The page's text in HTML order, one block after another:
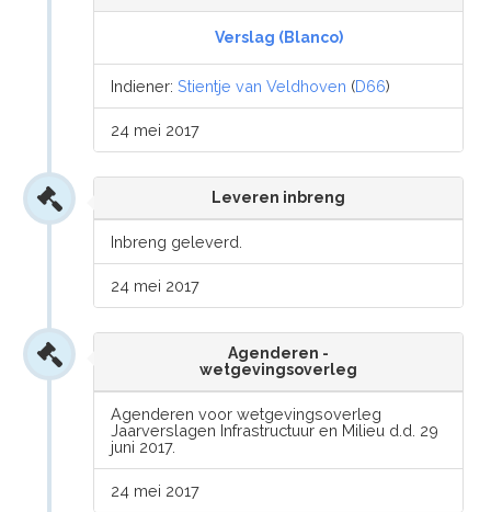
Verslag (Blanco)
Indiener:Stientje van Veldhoven (D66)
24 mei 2017
Leveren inbreng
Inbreng geleverd.
24 mei 2017
Agenderen -
wetgevingsoverleg
Agenderen voor wetgevingsoverleg
Jaarverslagen Infrastructuur en Milieu d.d. 29
juni 2017.
24 mei 2017